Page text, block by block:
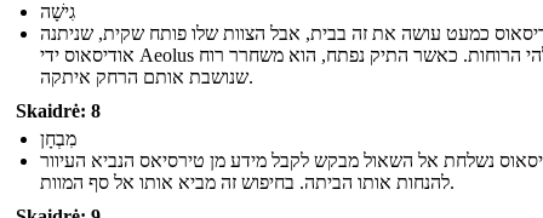
גִישָׁה
כמעט עושה את זה בבית, אבל הצוות שלו פותח שקית, שניתנה
אודיסאוס ידי Aeolus אלהי הרוחות. כאשר התיק נפתח, הוא משחרר רוח
שנושבת אותם הרחק איתקה.
Skaidrė: 8
מִבְחָן
נשלחת אל השאול מבקש לקבל מידע מן טירסיאס הנביא העיוור
להנחות אותו הביתה. בחיפוש זה מביא אותו אל סף המוות.